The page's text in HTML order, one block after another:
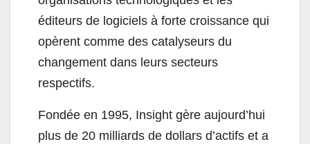
éditeurs de logiciels à forte croissance qui
opèrent comme des catalyseurs du
changement dans leurs secteurs
respectifs.
Fondée en 1995, Insight gère aujourd’hui
plus de 20 milliards de dollars d’actifs et a